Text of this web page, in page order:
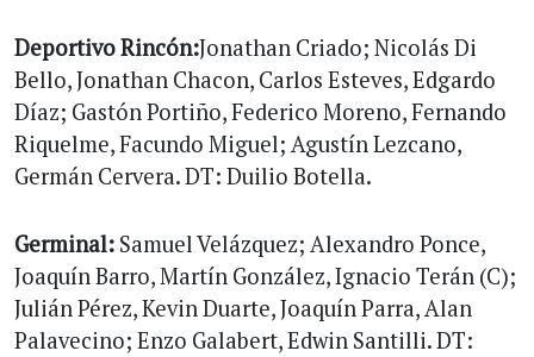
Deportivo Rincón:Jonathan Criado; Nicolás Di
Bello, Jonathan Chacon, Carlos Esteves, Edgardo
Díaz; Gastón Portiño, Federico Moreno, Fernando
Riquelme, Facundo Miguel; Agustín Lezcano,
Germán Cervera. DT: Duilio Botella.
Germinal: Samuel Velázquez; Alexandro Ponce,
Joaquín Barro, Martín González, Ignacio Terán (C);
Julián Pérez, Kevin Duarte, Joaquín Parra, Alan
Palavecino; Enzo Galabert, Edwin Santilli. DT: